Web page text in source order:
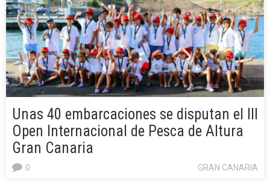
Unas 40 embarcaciones se disputan el III
Open Internacional de Pesca de Altura
Gran Canaria
GRAN CANARIA
0